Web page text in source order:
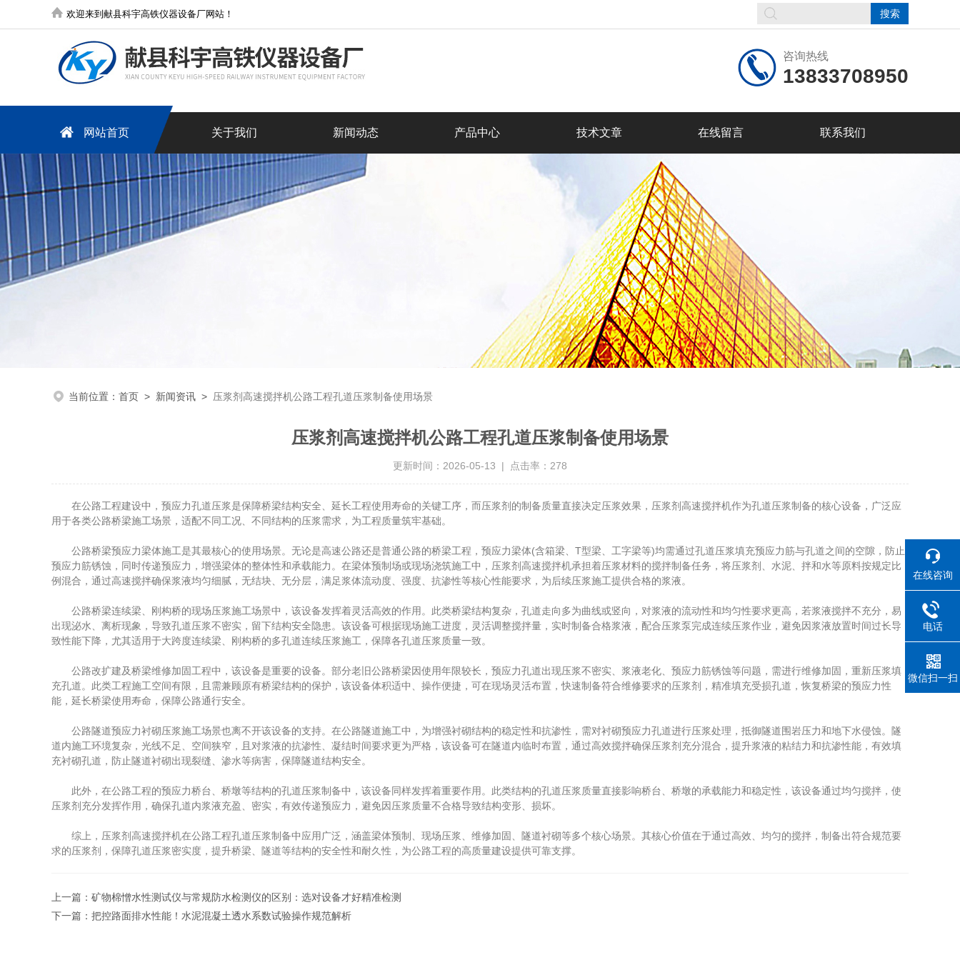
欢迎来到献县科宇高铁仪器设备厂网站！
咨询热线
13833708950
网站首页 关于我们 新闻动态 产品中心 技术文章 在线留言 联系我们
当前位置： 首页 > 新闻资讯 > 压浆剂高速搅拌机公路工程孔道压浆制备使用场景
压浆剂高速搅拌机公路工程孔道压浆制备使用场景
更新时间：2026-05-13 | 点击率：278
在公路工程建设中，预应力孔道压浆是保障桥梁结构安全、延长工程使用寿命的关键工序，而压浆剂的制备质量直接决定压浆效果，压浆剂高速搅拌机作为孔道压浆制备的核心设备，广泛应
用于各类公路桥梁施工场景，适配不同工况、不同结构的压浆需求，为工程质量筑牢基础。
公路桥梁预应力梁体施工是其最核心的使用场景。无论是高速公路还是普通公路的桥梁工程，预应力梁体(含箱梁、T型梁、工字梁等)均需通过孔道压浆填充预应力筋与孔道之间的空隙，防止
预应力筋锈蚀，同时传递预应力，增强梁体的整体性和承载能力。在梁体预制场或现场浇筑施工中，压浆剂高速搅拌机承担着压浆材料的搅拌制备任务，将压浆剂、水泥、拌和水等原料按规定比
例混合，通过高速搅拌确保浆液均匀细腻，无结块、无分层，满足浆体流动度、强度、抗渗性等核心性能要求，为后续压浆施工提供合格的浆液。
公路桥梁连续梁、刚构桥的现场压浆施工场景中，该设备发挥着灵活高效的作用。此类桥梁结构复杂，孔道走向多为曲线或竖向，对浆液的流动性和均匀性要求更高，若浆液搅拌不充分，易
出现泌水、离析现象，导致孔道压浆不密实，留下结构安全隐患。该设备可根据现场施工进度，灵活调整搅拌量，实时制备合格浆液，配合压浆泵完成连续压浆作业，避免因浆液放置时间过长导
致性能下降，尤其适用于大跨度连续梁、刚构桥的多孔道连续压浆施工，保障各孔道压浆质量一致。
公路改扩建及桥梁维修加固工程中，该设备是重要的设备。部分老旧公路桥梁因使用年限较长，预应力孔道出现压浆不密实、浆液老化、预应力筋锈蚀等问题，需进行维修加固，重新压浆填
充孔道。此类工程施工空间有限，且需兼顾原有桥梁结构的保护，该设备体积适中、操作便捷，可在现场灵活布置，快速制备符合维修要求的压浆剂，精准填充受损孔道，恢复桥梁的预应力性
能，延长桥梁使用寿命，保障公路通行安全。
公路隧道预应力衬砌压浆施工场景也离不开该设备的支持。在公路隧道施工中，为增强衬砌结构的稳定性和抗渗性，需对衬砌预应力孔道进行压浆处理，抵御隧道围岩压力和地下水侵蚀。隧
道内施工环境复杂，光线不足、空间狭窄，且对浆液的抗渗性、凝结时间要求更为严格，该设备可在隧道内临时布置，通过高效搅拌确保压浆剂充分混合，提升浆液的粘结力和抗渗性能，有效填
充衬砌孔道，防止隧道衬砌出现裂缝、渗水等病害，保障隧道结构安全。
此外，在公路工程的预应力桥台、桥墩等结构的孔道压浆制备中，该设备同样发挥着重要作用。此类结构的孔道压浆质量直接影响桥台、桥墩的承载能力和稳定性，该设备通过均匀搅拌，使
压浆剂充分发挥作用，确保孔道内浆液充盈、密实，有效传递预应力，避免因压浆质量不合格导致结构变形、损坏。
综上，压浆剂高速搅拌机在公路工程孔道压浆制备中应用广泛，涵盖梁体预制、现场压浆、维修加固、隧道衬砌等多个核心场景。其核心价值在于通过高效、均匀的搅拌，制备出符合规范要
求的压浆剂，保障孔道压浆密实度，提升桥梁、隧道等结构的安全性和耐久性，为公路工程的高质量建设提供可靠支撑。
上一篇： 矿物棉憎水性测试仪与常规防水检测仪的区别：选对设备才好精准检测
下一篇： 把控路面排水性能！水泥混凝土透水系数试验操作规范解析
在线咨询
电话
微信扫一扫